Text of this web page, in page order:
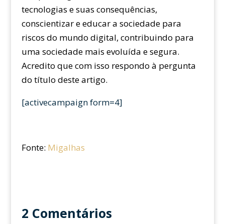
tecnologias e suas consequências,
conscientizar e educar a sociedade para
riscos do mundo digital, contribuindo para
uma sociedade mais evoluída e segura.
Acredito que com isso respondo à pergunta
do título deste artigo.
[activecampaign form=4]
Fonte: Migalhas
2 Comentários